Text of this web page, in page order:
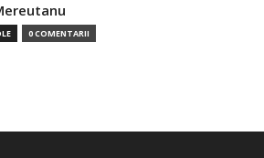
0 COMENTARII